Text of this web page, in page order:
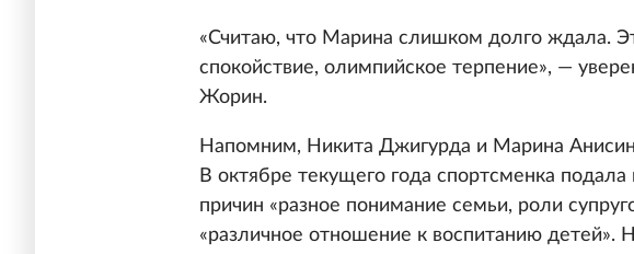
«Считаю, что Марина слишком долго ждала.
спокойствие, олимпийское терпение», —
Жорин.
Напомним, Никита Джигурда и Марина
В октябре текущего года спортсменка подала
причин «разное понимание семьи, роли
«различное отношение к воспитанию детей».